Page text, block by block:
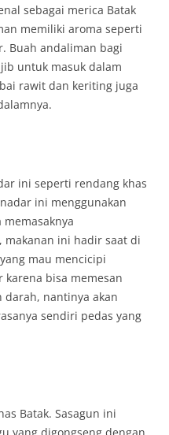
sebagai merica Batak
memiliki aroma seperti
Buah andaliman bagi
untuk masuk dalam
rawit dan keriting juga
ini seperti rendang khas
ini menggunakan
makanan ini hadir saat di
mau mencicipi
bisa memesan
darah, nantinya akan
sendiri pedas yang
Batak. Sasagun ini